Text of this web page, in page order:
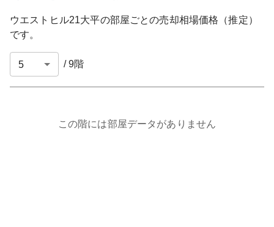
ウエストヒル21大平の部屋ごとの売却相場価格（推定）
です。
/9階
この階には部屋データがありません